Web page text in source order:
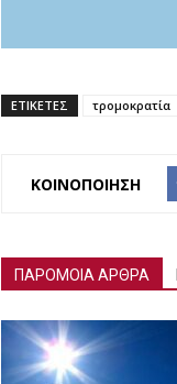
ΕΤΙΚΕΤΕΣ τρομοκρατία
ΚΟΙΝΟΠΟΙΗΣΗ
ΠΑΡΟΜΟΙΑ ΑΡΘΡΑ